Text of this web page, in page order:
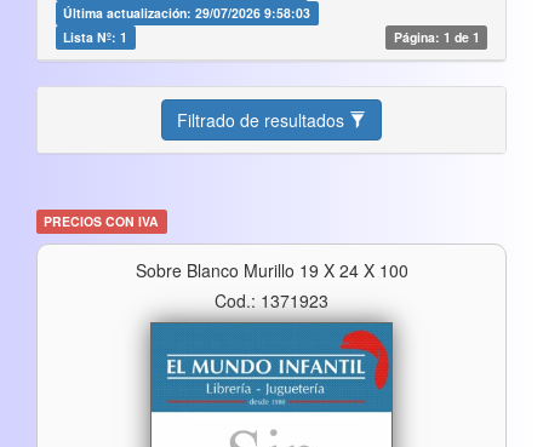
Última actualización: 29/07/2026 9:58:03
Lista Nº: 1
Página: 1 de 1
Filtrado de resultados
PRECIOS CON IVA
Sobre Blanco Murillo 19 X 24 X 100
Cod.: 1371923